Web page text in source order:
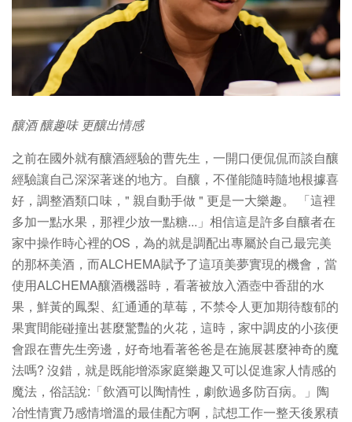
釀酒 釀趣味 更釀出情感
之前在國外就有釀酒經驗的曹先生，一開口便侃侃而談自釀
經驗讓自己深深著迷的地方。自釀，不僅能隨時隨地根據喜
好，調整酒類口味，" 親自動手做 " 更是一大樂趣。 「這裡
多加一點水果，那裡少放一點糖...」相信這是許多自釀者在
家中操作時心裡的OS，為的就是調配出專屬於自己最完美
的那杯美酒，而ALCHEMA賦予了這項美夢實現的機會，當
使用ALCHEMA釀酒機器時，看著被放入酒壺中香甜的水
果，鮮黃的鳳梨、紅通通的草莓，不禁令人更加期待馥郁的
果實間能碰撞出甚麼驚豔的火花，這時，家中調皮的小孩便
會跟在曹先生旁邊，好奇地看著爸爸是在施展甚麼神奇的魔
法嗎? 沒錯，就是既能增添家庭樂趣又可以促進家人情感的
魔法，俗話說:「飲酒可以陶情性，劇飲過多防百病。」陶
冶性情實乃感情增溫的最佳配方啊，試想工作一整天後累積